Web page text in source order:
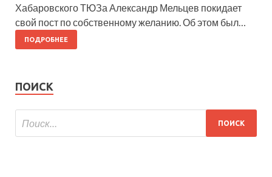
Хабаровского ТЮЗа Александр Мельцев покидает
свой пост по собственному желанию. Об этом был…
ПОДРОБНЕЕ
ПОИСК